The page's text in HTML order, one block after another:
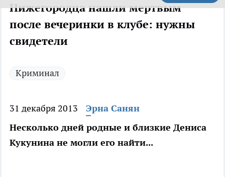
Нижегородца нашли мертвым
после вечеринки в клубе: нужны
свидетели
Криминал
31 декабря 2013
Эрна Санян
Несколько дней родные и близкие Дениса
Кукунина не могли его найти...